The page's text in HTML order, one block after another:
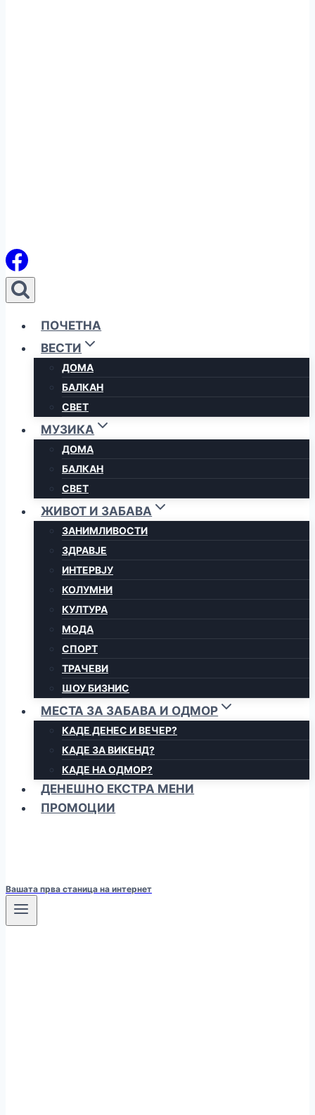
ПОЧЕТНА
ВЕСТИ
ДОМА
БАЛКАН
СВЕТ
МУЗИКА
ДОМА
БАЛКАН
СВЕТ
ЖИВОТ И ЗАБАВА
ЗАНИМЛИВОСТИ
ЗДРАВЈЕ
ИНТЕРВЈУ
КОЛУМНИ
КУЛТУРА
МОДА
СПОРТ
ТРАЧЕВИ
ШОУ БИЗНИС
МЕСТА ЗА ЗАБАВА И ОДМОР
КАДЕ ДЕНЕС И ВЕЧЕР?
КАДЕ ЗА ВИКЕНД?
КАДЕ НА ОДМОР?
ДЕНЕШНО ЕКСТРА МЕНИ
ПРОМОЦИИ
Вашата прва станица на интернет